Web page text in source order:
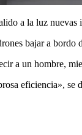
a la luz
bajar a
a un hombre,
eficiencia», se